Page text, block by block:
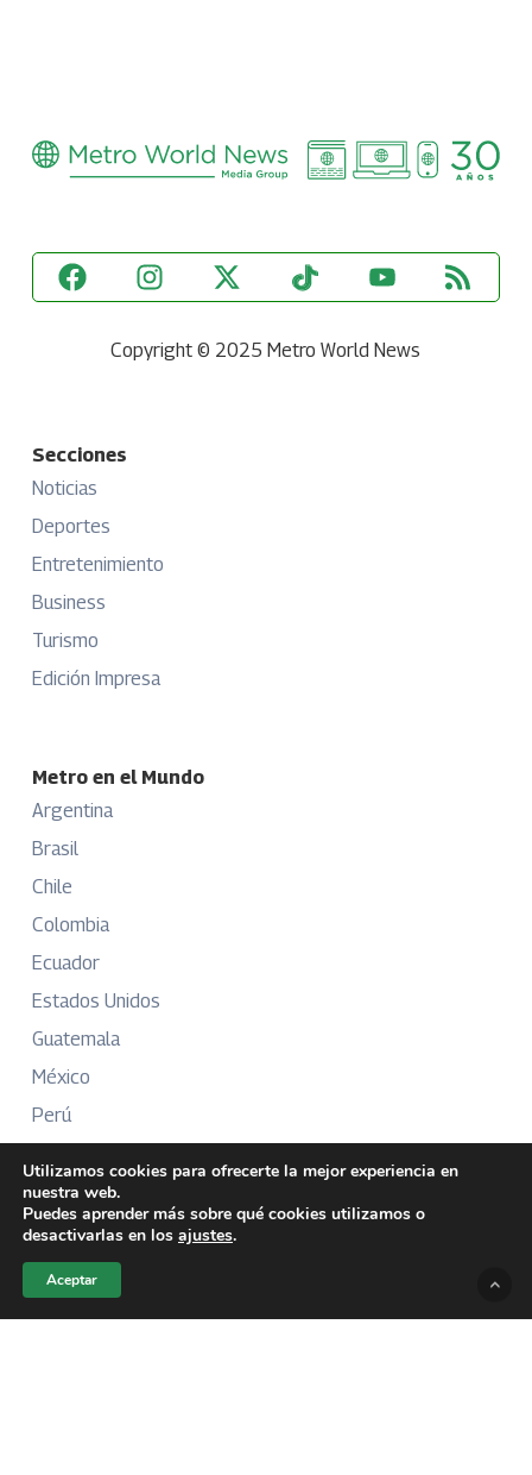
Copyright © 2025 Metro World News
Secciones
Noticias
Deportes
Entretenimiento
Business
Turismo
Edición Impresa
Metro en el Mundo
Argentina
Brasil
Chile
Colombia
Ecuador
Estados Unidos
Guatemala
México
Perú
Más Información
Sobre Nosotros
Directorio
Utilizamos cookies para ofrecerte la mejor experiencia en
nuestra web.
Puedes aprender más sobre qué cookies utilizamos o
desactivarlas en los ajustes.
Aceptar